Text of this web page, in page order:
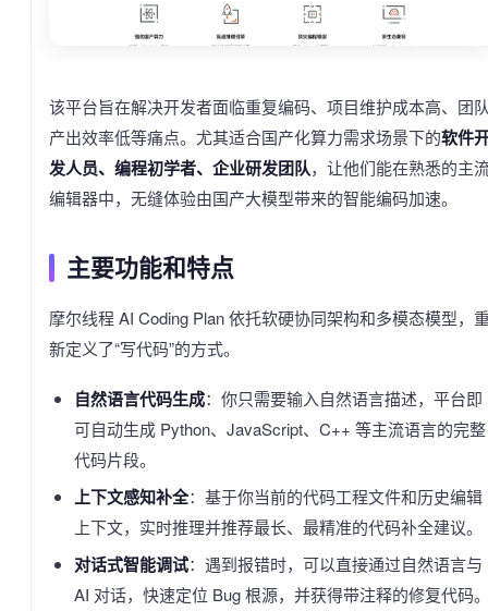
该平台旨在解决开发者面临重复编码、项目维护成本高、团
产出效率低等痛点。尤其适合国产化算力需求场景下的软件
发人员、编程初学者、企业研发团队，让他们能在熟悉的主
编辑器中，无缝体验由国产大模型带来的智能编码加速。
主要功能和特点
摩尔线程 AI Coding Plan 依托软硬协同架构和多模态模型，
新定义了“写代码”的方式。
自然语言代码生成：你只需要输入自然语言描述，平台即
可自动生成 Python、JavaScript、C++ 等主流语言的完整
代码片段。
上下文感知补全：基于你当前的代码工程文件和历史编辑
上下文，实时推理并推荐最长、最精准的代码补全建议。
对话式智能调试：遇到报错时，可以直接通过自然语言与
AI 对话，快速定位 Bug 根源，并获得带注释的修复代码